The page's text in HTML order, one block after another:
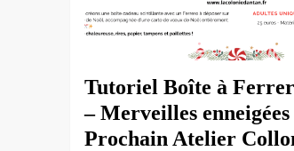
Tutoriel Boîte à
– Merveilles enneigées
Prochain Atelier